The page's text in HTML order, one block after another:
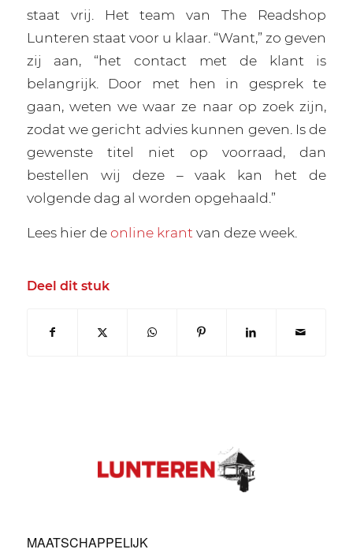
staat vrij. Het team van The Readshop
Lunteren staat voor u klaar. “Want,” zo geven
zij aan, “het contact met de klant is
belangrijk. Door met hen in gesprek te
gaan, weten we waar ze naar op zoek zijn,
zodat we gericht advies kunnen geven. Is de
gewenste titel niet op voorraad, dan
bestellen wij deze – vaak kan het de
volgende dag al worden opgehaald.”
Lees hier deonline krant van deze week.
Deel dit stuk
MAATSCHAPPELIJK